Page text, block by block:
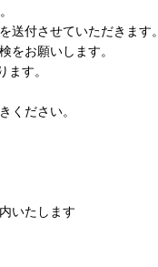
送付させていただきます。
をお願いします。
す。
ください。
いたします